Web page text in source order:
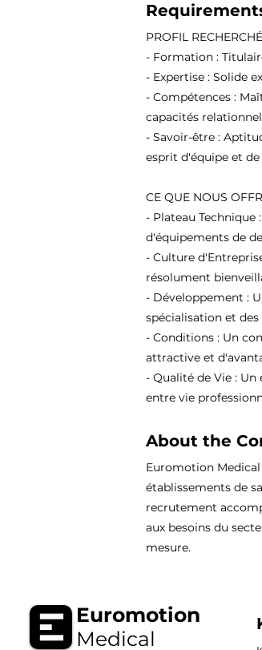
PROFIL RECHERCHÉ
- Formation :
- Expertise : Solide
- Compétences :
capacités
- Savoir-être :
esprit d'équipe et
CE QUE NOUS
- Plateau
d'équipements de
- Culture
résolument
- Développement :
spécialisation et
- Conditions : Un
attractive et
- Qualité de Vie :
entre vie
About the
Euromotion
établissements de
recrutement
aux besoins du
mesure.
Euromotion
Medical